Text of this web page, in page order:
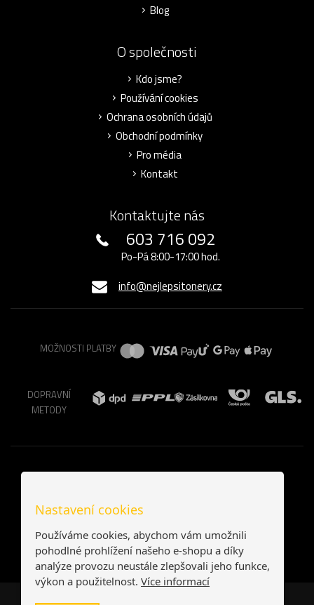
Blog
O společnosti
Kdo jsme?
Používání cookies
Ochrana osobních údajů
Obchodní podmínky
Pro média
Kontakt
Kontaktujte nás
603 716 092
Po-Pá 8:00-17:00 hod.
info@nejlepsitonery.cz
MOŽNOSTI PLATBY
DOPRAVNÍ
METODY
Nastavení cookies
Používáme cookies, abychom vám umožnili
pohodlné prohlížení našeho e-shopu a díky
analýze provozu neustále zlepšovali jeho funkce,
výkon a použitelnost. Více informací